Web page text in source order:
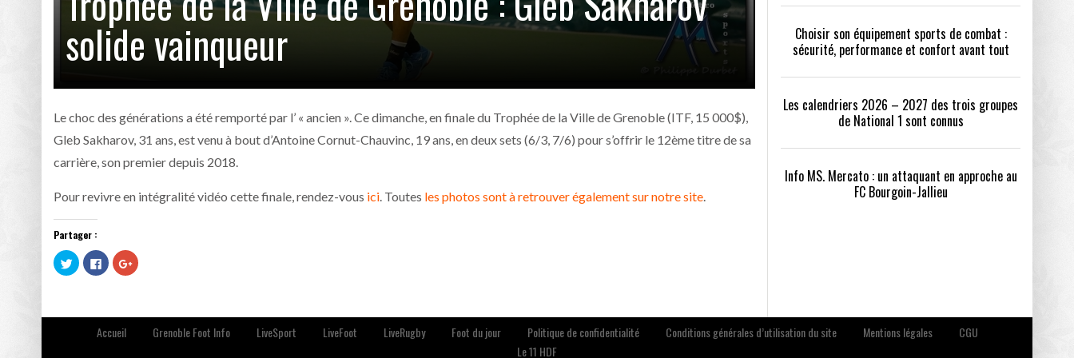
solide vainqueur
Le choc des générations a été remporté par l’ « ancien ». Ce dimanche, en finale du Trophée de la Ville de Grenoble (ITF, 15 000$),
Gleb Sakharov, 31 ans, est venu à bout d’Antoine Cornut-Chauvinc, 19 ans, en deux sets (6/3, 7/6) pour s’offrir le 12ème titre de sa
carrière, son premier depuis 2018.
Pour revivre en intégralité vidéo cette finale, rendez-vous ici . Toutes les photos sont à retrouver également sur notre site
Partager :
Cliquez
pour
partager
une
nouvelle
fenêtre)
Cliquez
pour
partager
une
nouvelle
fenêtre)
Cliquez
pour
dans
nouvelle
Choisir son équipement sports de combat :
sécurité, performance et confort avant tout
Les calendriers 2026 – 2027 des trois groupes
de National 1 sont connus
Info MS. Mercato : un attaquant en approche au
FC Bourgoin-Jallieu
Accueil Grenoble Foot Info LiveSport LiveFoot LiveRugby Foot du jour Politique de confidentialité Conditions générales d’utilisation du site Mentions légales
CGU
Le 11 HDF